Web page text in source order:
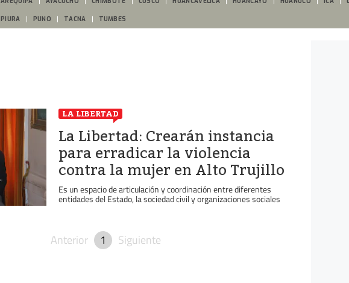
PIURA PUNO TACNA TUMBES
LA LIBERTAD
La Libertad: Crearán instancia
para erradicar la violencia
contra la mujer en Alto Trujillo
Es un espacio de articulación y coordinación entre diferentes
entidades del Estado, la sociedad civil y organizaciones sociales
Anterior 1 Siguiente